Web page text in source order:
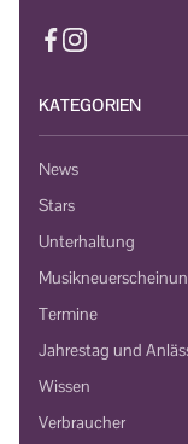
KATEGORIEN
News
Stars
Unterhaltung
Termine
Jahrestag und
Wissen
Verbraucher